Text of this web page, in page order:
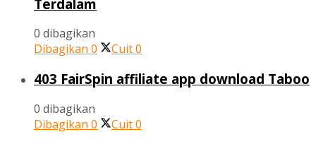
Terdalam
0 dibagikan
Dibagikan 0 Cuit0
403 FairSpin affiliate app download Taboo
0 dibagikan
Dibagikan 0 Cuit0